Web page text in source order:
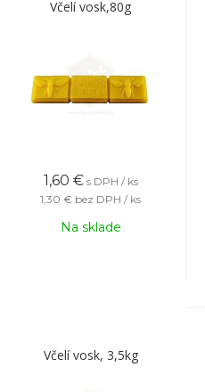
Včelí vosk,80g
1,60 € s DPH / ks
1,30 € bez DPH / ks
Na sklade
Včelí vosk, 3,5kg